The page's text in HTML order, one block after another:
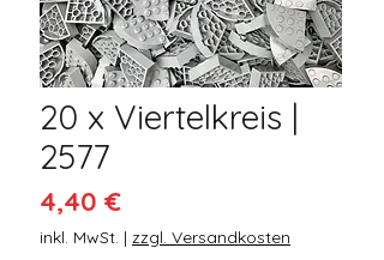
20 x Viertelkreis |
2577
4,40 €Preis
inkl. MwSt. | zzgl. Versandkosten